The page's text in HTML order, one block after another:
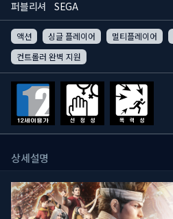
퍼블리셔 SEGA
액션 싱글 플레이어 멀티플레이어
컨트롤러 완벽 지원
상세설명